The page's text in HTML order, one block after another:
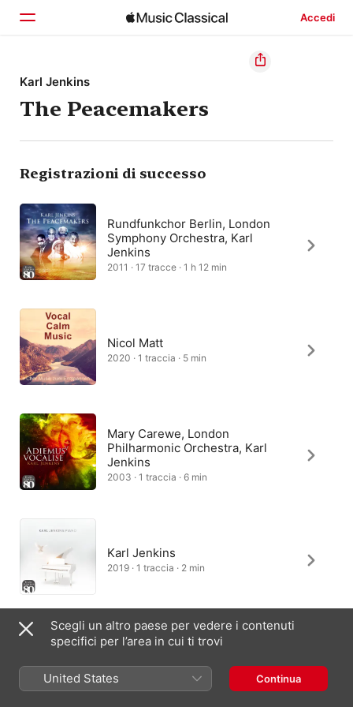
Accedi
Home
Scopri
Cerca
Karl Jenkins
The Peacemakers
Registrazioni di successo
Rundfunkchor Berlin, London
Symphony Orchestra, Karl
Jenkins
2011 · 17 tracce · 1 h 12 min
Nicol Matt
2020 · 1 traccia · 5 min
Mary Carewe, London
Philharmonic Orchestra, Karl
Jenkins
2003 · 1 traccia · 6 min
Karl Jenkins
2019 · 1 traccia · 2 min
2013 · 1 traccia · 3 min
Scegli un altro paese per vedere i contenuti
specifici per l’area in cui ti trovi
United States Continua